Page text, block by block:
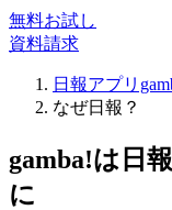
無料お試し
資料請求
日報アプリ
なぜ日報？
gamba!は日
に